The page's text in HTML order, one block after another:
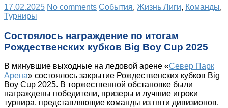
17.02.2025 No comments Cобытия, Жизнь Лиги, Команды,
Турниры
Состоялось награждение по итогам
Рождественских кубков Big Boy Cup 2025
В минувшие выходные на ледовой арене «Север Парк
Арена» состоялось закрытие Рождественских кубков Big
Boy Cup 2025. В торжественной обстановке были
награждены победители, призеры и лучшие игроки
турнира, представляющие команды из пяти дивизионов.